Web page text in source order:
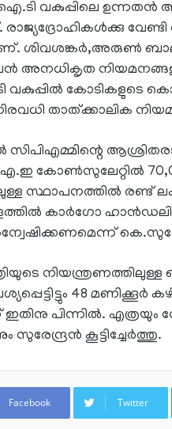
വകുപ്പിലെ ഉന്നതന്‍
രാജ്യദ്രോഹികള്‍ക്കു
ശിവശങ്കര്‍,അരുണ്‍
അനധികൃത
വകുപ്പില്‍
താത്ക്കാലിക
സിപിഎമ്മിന്റെ
കോണ്‍സുലേറ്റില്‍
സ്ഥാപനത്തില്‍
കാര്‍ഗോ
48 മണിക്കൂര്‍
പിന്നില്‍. എത്രയും
കൂട്ടിച്ചേര്‍ത്തു.
Facebook Twitter